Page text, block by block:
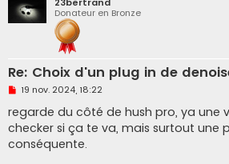
Donateur en Bronze
Re: Choix d'un plug in de
M
s
s
a
g
e
19 nov. 2024, 18:22
regarde du côté de hush pro, ya une
checker si ça te va, mais surtout une
conséquente.